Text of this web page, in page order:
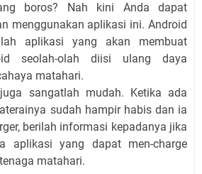
boros? Nah kini Anda dapat
menggunakan aplikasi ini. Android
aplikasi yang akan membuat
seolah-olah diisi ulang daya
matahari.
sangatlah mudah. Ketika ada
sudah hampir habis dan ia
berilah informasi kepadanya jika
aplikasi yang dapat men-charge
matahari.